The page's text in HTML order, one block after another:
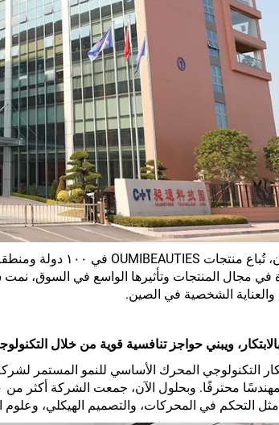
والعناية الشخصية في الصين.
ويبني حواجز تنافسية قوية من خلال
التكنولوجي المحرك الأساسي للنمو المستمر
التحكم في المحركات، والتصميم الهيكلي، وعلوم